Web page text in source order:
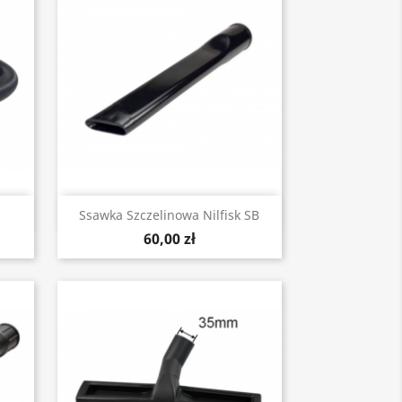
Ssawka Szczelinowa Nilfisk SB
60,00 zł
 Szybki podgląd